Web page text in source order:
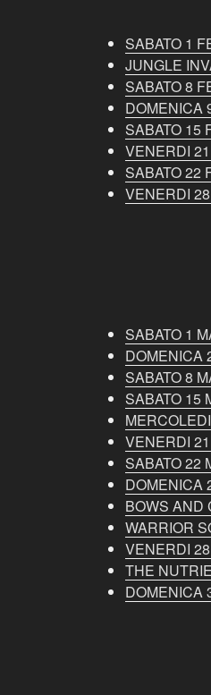
SABATO 1
JUNGLE
SABATO 8
DOMENICA
SABATO 15
VENERDI
SABATO 22
VENERDI
SABATO 1
DOMENICA
SABATO 8
SABATO 15
VENERDI
SABATO 22
DOMENICA
BOWS AND
WARRIOR
VENERDI
THE
DOMENICA